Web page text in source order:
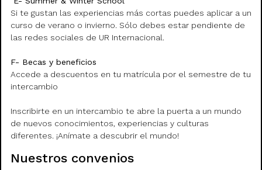
- Universidad de Fraser Valley
- Ontario Tech University
- Université Du Québec À Montréal
- Universidad de Granada
- Universidad de Salamanca
- Universidad de Alicante
- Universidad europea de Madrid
- Universidad de Jaén
- Universidad de León
- Universidad de Diseño, Innovación y Tecnología (UDIT)
- Universidad de Extremadura
- Universidad Pontificia de Salamanca
Estados Unidos
Si te gustan las experiencias más cortas puedes aplicar a un
curso de verano o invierno. Sólo debes estar pendiente de
las redes sociales de UR Internacional.
F- Becas y beneficios
Accede a descuentos en tu matrícula por el semestre de tu
intercambio
Inscribirte en un intercambio te abre la puerta a un mundo
de nuevos conocimientos, experiencias y culturas
diferentes. ¡Anímate a descubrir el mundo!
Nuestros convenios